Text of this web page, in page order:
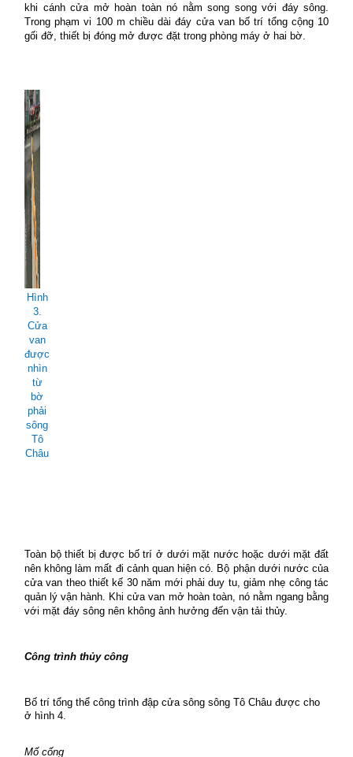
khi cánh cửa mở hoàn toàn nó nằm song song với đáy sông.
Trong phạm vi 100 m chiều dài đáy cửa van bố trí tổng cộng 10
gối đỡ, thiết bị đóng mở được đặt trong phòng máy ở hai bờ.
Hình
3.
Cửa
van
được
nhìn
từ
bờ
phải
sông
Tô
Châu
Toàn bộ thiết bị được bố trí ở dưới mặt nước hoặc dưới mặt đất
nên không làm mất đi cảnh quan hiện có. Bộ phận dưới nước của
cửa van theo thiết kế 30 năm mới phải duy tu, giảm nhẹ công tác
quản lý vận hành. Khi cửa van mở hoàn toàn, nó nằm ngang bằng
với mặt đáy sông nên không ảnh hưởng đến vận tải thủy.
Công trình thủy công
Bố trí tổng thể công trình đập cửa sông sông Tô Châu được cho
ở hình 4.
Mố cống